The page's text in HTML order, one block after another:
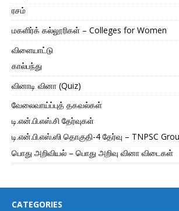
ரசம்
மகளிர்க் கல்லூரிகள் – Colleges for Women
விளையாட்டு
கால்பந்து
வினாடி வினா (Quiz)
வேலைவாய்ப்புத் தகவல்கள்
டி.என்.பி.எஸ்.சி தேர்வுகள்
டி.என்.பி.எஸ்.ஸி தொகுதி-4 தேர்வு – TNPSC
பொது அறிவியல் – பொது அறிவு வினா விடைகள்
CATEGORIES